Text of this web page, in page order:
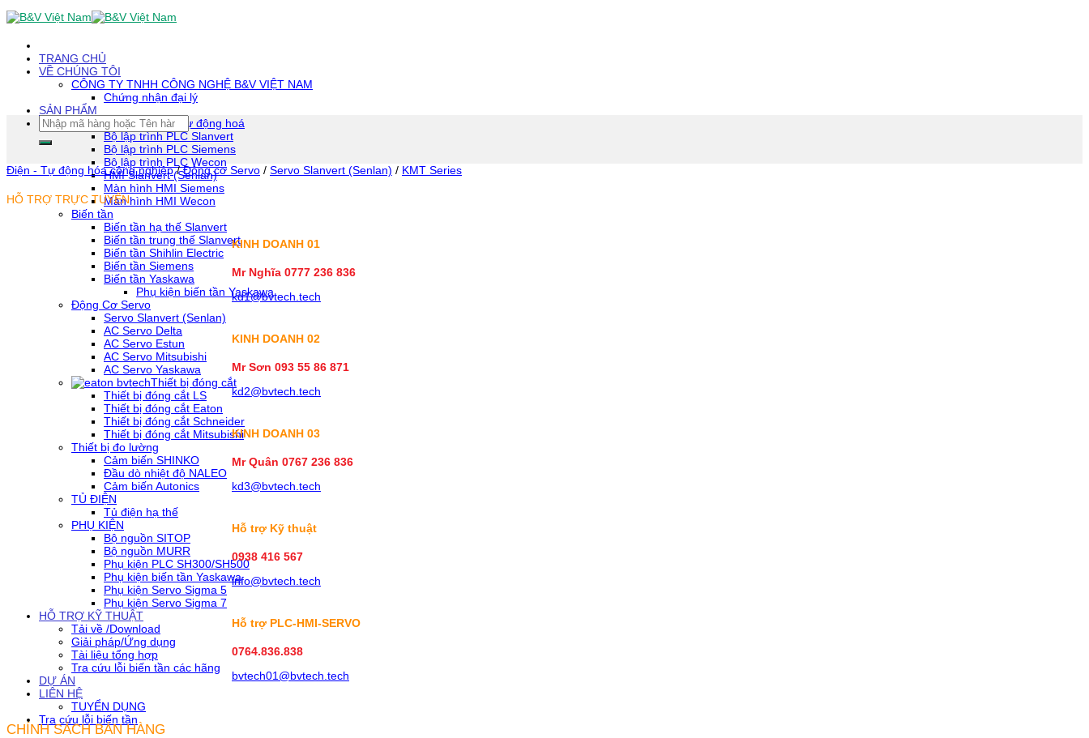
Skip
To
(tạm
dịch)
TRANG CHỦ
VỀ CHÚNG TÔI
CÔNG TY TNHH CÔNG NGHỆ B&V VIỆT NAM
Chứng nhận đại lý
SẢN PHẨM
Thiết bị tự động hoá
Bộ lập trình PLC Slanvert
Bộ lập trình PLC Siemens
Bộ lập trình PLC Wecon
HMI Slanvert (Senlan)
Màn hình HMI Siemens
Màn hình HMI Wecon
Biến tần
Biến tần hạ thế Slanvert
Biến tần trung thế Slanvert
Biến tần Shihlin Electric
Biến tần Siemens
Biến tần Yaskawa
Phụ kiện biến tần Yaskawa
Động Cơ Servo
Servo Slanvert (Senlan)
AC Servo Delta
AC Servo Estun
AC Servo Mitsubishi
AC Servo Yaskawa
Thiết bị đóng cắt
Thiết bị đóng cắt LS
Thiết bị đóng cắt Eaton
Thiết bị đóng cắt Schneider
Thiết bị đóng cắt Mitsubishi
Thiết bị đo lường
Cảm biến SHINKO
Đầu dò nhiệt độ NALEO
Cảm biến Autonics
TỦ ĐIỆN
Tủ điện hạ thế
PHỤ KIỆN
Bộ nguồn SITOP
Bộ nguồn MURR
Phụ kiện PLC SH300/SH500
Phụ kiện biến tần Yaskawa
Phụ kiện Servo Sigma 5
Phụ kiện Servo Sigma 7
HỖ TRỢ KỸ THUẬT
Tải về /Download
Giải pháp/Ứng dụng
Tài liệu tổng hợp
Tra cứu lỗi biến tần các hãng
DỰ ÁN
LIÊN HỆ
TUYỂN DỤNG
Tra cứu lỗi biến tần
Tìm
kiếm:
Điện - Tự động hóa công nghiệp / Động cơ Servo / Servo Slanvert (Senlan) / KMT Series
HỖ TRỢ TRỰC TUYẾN
KINH DOANH 01
Mr Nghĩa 0777 236 836
kd1@bvtech.tech
KINH DOANH 02
Mr Sơn 093 55 86 871
kd2@bvtech.tech
KINH DOANH 03
Mr Quân 0767 236 836
kd3@bvtech.tech
Hỗ trợ Kỹ thuật
0938 416 567
info@bvtech.tech
Hỗ trợ PLC-HMI-SERVO
0764.836.838
bvtech01@bvtech.tech
CHÍNH SÁCH BÁN HÀNG